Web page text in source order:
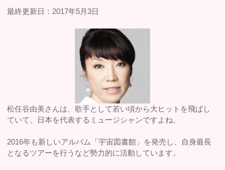
最終更新日：2017年5月3日
松任谷由美さんは、歌手として若い頃から大ヒットを飛ばし
ていて、日本を代表するミュージシャンですよね。
2016年も新しいアルバム「宇宙図書館」を発売し、自身最長
となるツアーを行うなど勢力的に活動しています。